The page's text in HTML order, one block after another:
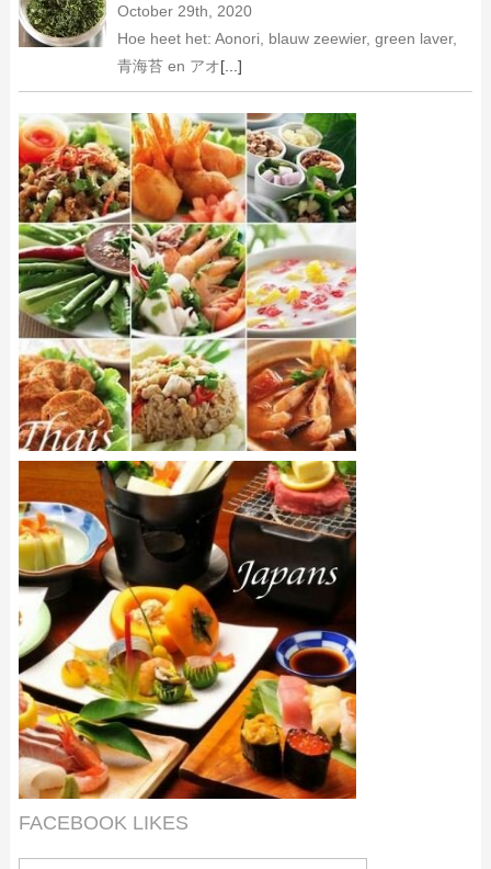
October 29th, 2020
Hoe heet het: Aonori, blauw zeewier, green laver,
青海苔 en アオ[...]
FACEBOOK LIKES